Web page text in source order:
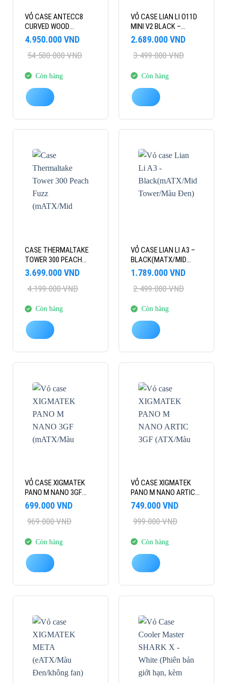
VỎ CASE ANTECC8
CURVED WOOD
(EATX/KÍNH
CONG/VIỀN GỖ)
54.500.000VND
Giá
là:
4.950.000VND
Giá
tại
4.950.000 VND.
Còn hàng
VỎ CASE LIAN LI O11D
MINI V2 BLACK –
O11DMIV2X (ATX/BACK
CONNECT/0 FAN)
3.499.000VND
Giá
là:
2.689.000VND
Giá
tại
2.689.000 VND.
Còn hàng
-12%
CASE THERMALTAKE
TOWER 300 PEACH
FUZZ (MATX/MID
TOWER/3 FAN)
4.199.000VND
Giá
là:
3.699.000VND
Giá
tại
3.699.000 VND.
Còn hàng
-28%
VỎ CASE LIAN LI A3 –
BLACK(MATX/MID
TOWER/MÀU ĐEN)
2.499.000VND
Giá
là:
1.789.000VND
Giá
tại
1.789.000 VND.
Còn hàng
-28%
VỎ CASE XIGMATEK
PANO M NANO 3GF
(MATX/MÀU
969.000VND
Giá
là:
699.000VND
Giá
tại
699.000 VND.
Còn hàng
-25%
VỎ CASE XIGMATEK
PANO M NANO ARTIC
3GF (ATX/MÀU
999.000VND
Giá
là:
749.000VND
Giá
tại
749.000 VND.
Còn hàng
-24% -37%